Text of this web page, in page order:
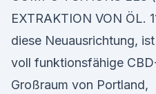
EXTRAKTION VON ÖL.
diese Neuausrichtung,
voll funktionsfähige
Großraum von Portland,